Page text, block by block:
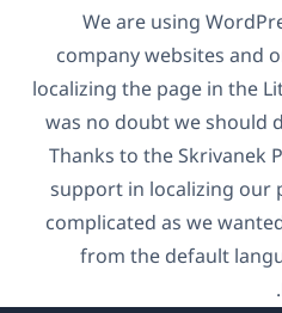
We are using
company websites and
localizing the page in the
was no doubt we should
Thanks to the Skrivanek
support in localizing our
complicated as we
from the default